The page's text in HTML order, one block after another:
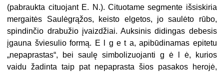
(pabraukta cituojant E. N.). Cituotame segmente išsiskiria
mergaitės Saulėgrąžos, keisto elgetos, jo saulėto rūbo,
spindinčio drabužio įvaizdžiai. Auksinis didingas debesis
įgauna šviesulio formą. E l g e t a, apibūdinamas epitetu
„nepaprastas“, bei saulę simbolizuojanti g ė l ė, kurios
vaidu žadinta taip pat nepaprasta šios pasakos herojė,